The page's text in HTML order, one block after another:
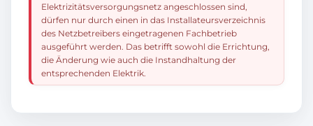
Elektrizitätsversorgungsnetz angeschlossen sind,
dürfen nur durch einen in das Installateursverzeichnis
des Netzbetreibers eingetragenen Fachbetrieb
ausgeführt werden. Das betrifft sowohl die Errichtung,
die Änderung wie auch die Instandhaltung der
entsprechenden Elektrik.